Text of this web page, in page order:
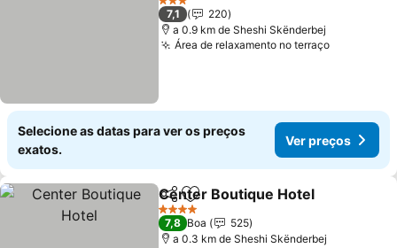
3 Estrelas
7,1
220
a 0.9 km de Sheshi Skënderbej
Área de relaxamento no terraçoVer
Selecione as datas para ver os preços
exatos.
Ver preços
PartilharAdicionar aos favoritos
Center Boutique Hotel
4 Estrelas
7,8 Boa
525
a 0.3 km de Sheshi Skënderbej